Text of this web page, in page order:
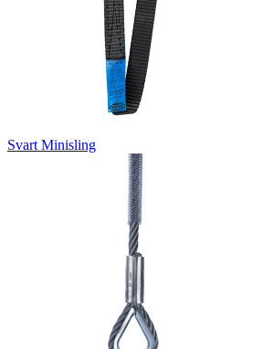
Svart Minisling